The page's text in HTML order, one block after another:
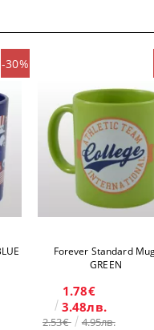
-30%
Forever Standard
GREEN
1.78€
3.48лв.
2.53€ 4.95лв.